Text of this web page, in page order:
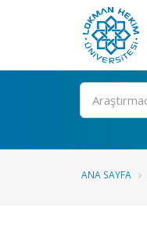
Ara
ANA SAYFA